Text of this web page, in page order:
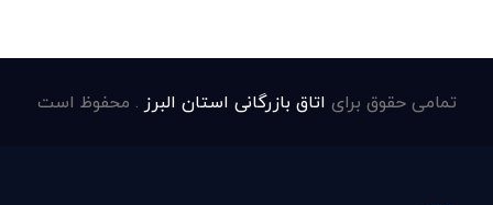
تمامی حقوق برای اتاق بازرگانی استان البرز . محفوظ است